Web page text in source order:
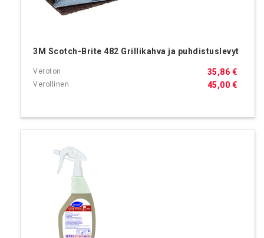
3M Scotch-Brite 482 Grillikahva ja puhdistuslevyt
45,00 €
35,86 €